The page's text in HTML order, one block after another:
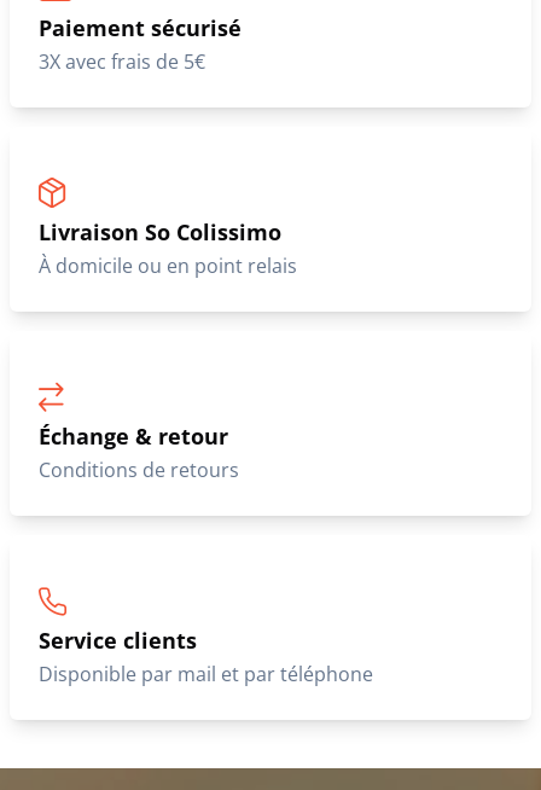
Paiement sécurisé
3X avec frais de 5€
Livraison So Colissimo
À domicile ou en point relais
Échange & retour
Conditions de retours
Service clients
Disponible par mail et par téléphone